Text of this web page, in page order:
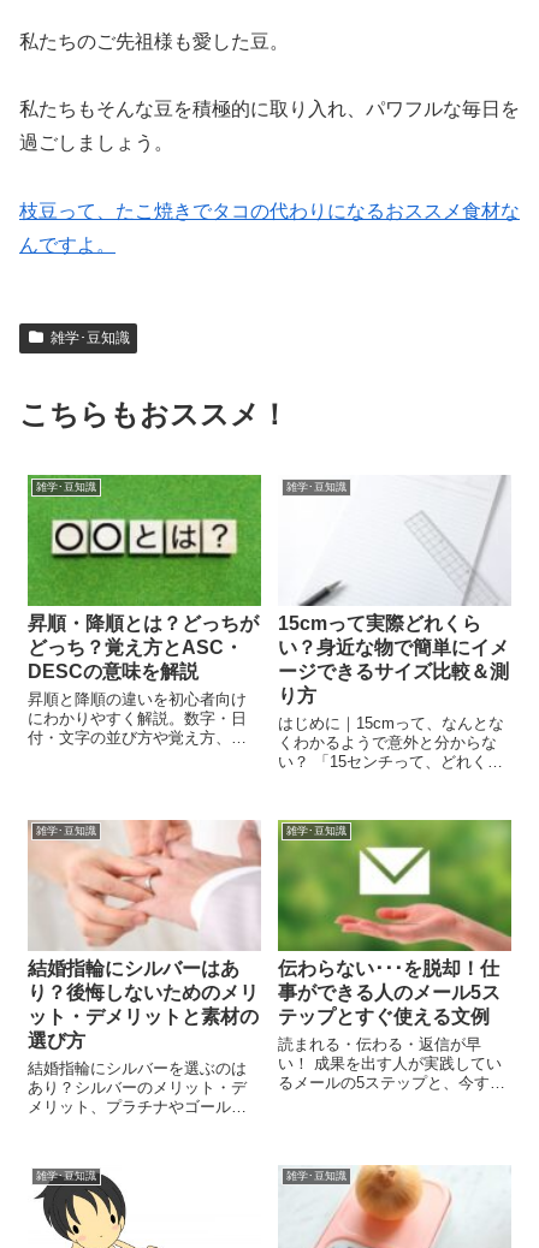
私たちのご先祖様も愛した豆。
私たちもそんな豆を積極的に取り入れ、パワフルな毎日を
過ごしましょう。
枝豆って、たこ焼きでタコの代わりになるおススメ食材な
んですよ。
雑学･豆知識
こちらもおススメ！
雑学･豆知識
昇順・降順とは？どっちが
どっち？覚え方とASC・
DESCの意味を解説
昇順と降順の違いを初心者向け
にわかりやすく解説。数字・日
付・文字の並び方や覚え方、
雑学･豆知識
15cmって実際どれくら
い？身近な物で簡単にイメ
ージできるサイズ比較＆測
り方
はじめに｜15cmって、なんとな
くわかるようで意外と分からな
い？ 「15センチって、どれくら
数字では分かっていても、実際
に目で見たり手で触ったりしな
いとイメージしにくいですよ
ね。この記...
雑学･豆知識
結婚指輪にシルバーはあ
り？後悔しないためのメリ
ット・デメリットと素材の
選び方
結婚指輪にシルバーを選ぶのは
あり？シルバーのメリット・デ
メリット、プラチナやゴールド
雑学･豆知識
伝わらない･･･を脱却！仕
事ができる人のメール5ス
テップとすぐ使える文例
読まれる・伝わる・返信が早
い！ 成果を出す人が実践してい
るメールの5ステップと、今すぐ
雑学･豆知識 雑学･豆知識